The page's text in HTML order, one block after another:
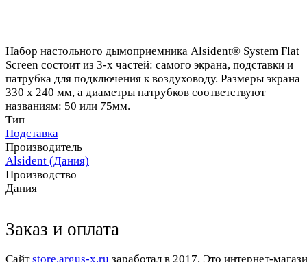
Набор настольного дымоприемника Alsident® System Flat
Screen состоит из 3-х частей: самого экрана, подставки и
патрубка для подключения к воздуховоду. Размеры экрана
330 x 240 мм, а диаметры патрубков соответствуют
названиям: 50 или 75мм.
Тип
Подставка
Производитель
Alsident (Дания)
Производство
Дания
Заказ и оплата
Cайтstore.argus-x.ru заработал в 2017. Это интернет-